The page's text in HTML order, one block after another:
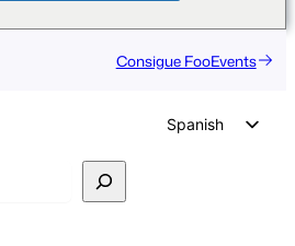
Consigue FooEvents
Spanish